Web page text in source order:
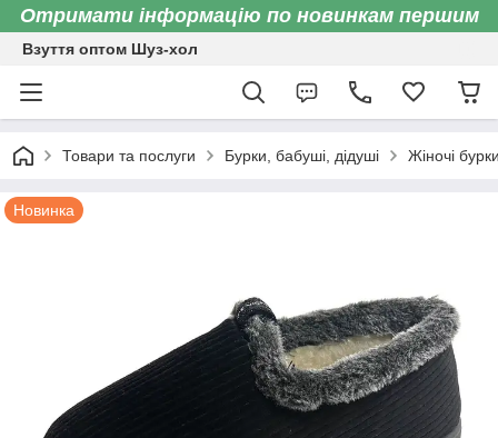
Отримати інформацію по новинкам першим
Взуття оптом Шуз-хол
Товари та послуги Бурки, бабуші, дідуші Жіночі
Новинка